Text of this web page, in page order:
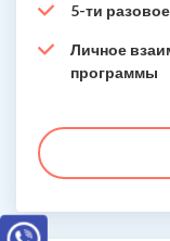
5-ти
Личное
программы